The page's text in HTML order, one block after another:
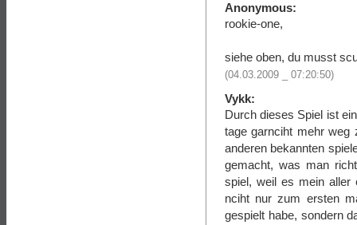
Anonymous:
rookie-one,
siehe oben, du musst
(04.03.2009 _ 07:20:50)
Vykk:
Durch dieses Spiel ist
tage garnciht mehr weg
anderen bekannten
gemacht, was man
spiel, weil es mein aller
nciht nur zum ersten
gespielt habe, sondern